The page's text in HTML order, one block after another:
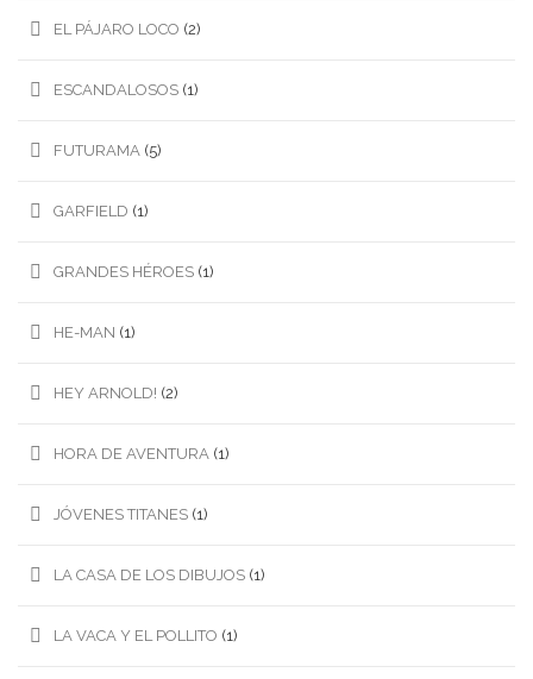
EL PÁJARO LOCO (2)
ESCANDALOSOS (1)
FUTURAMA (5)
GARFIELD (1)
GRANDES HÉROES (1)
HE-MAN (1)
HEY ARNOLD! (2)
HORA DE AVENTURA (1)
JÓVENES TITANES (1)
LA CASA DE LOS DIBUJOS (1)
LA VACA Y EL POLLITO (1)